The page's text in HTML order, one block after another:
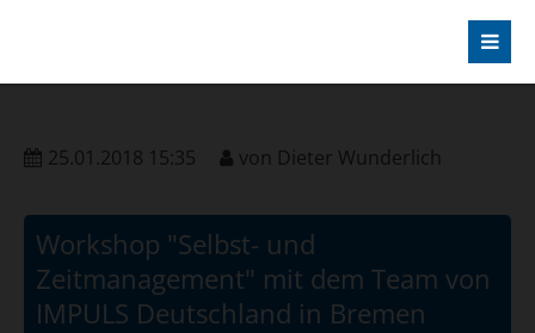
25.01.2018 15:35 von Dieter Wunderlich
Workshop "Selbst- und
Zeitmanagement" mit dem Team von
IMPULS Deutschland in Bremen